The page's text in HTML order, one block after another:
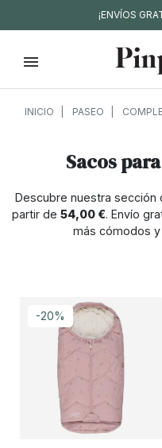
¡ENVÍOS
INICIO PASEO
Sacos
Descubre nuestra sección
partir de 54,00 €. Envío
más cómodos
-20%